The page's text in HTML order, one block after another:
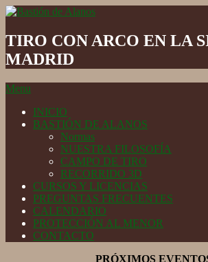
Skip
content
de
Alanos
TIRO CON ARCO EN LA
MADRID
Secondary
Menu
Menu
INICIO
BASTIÓN DE ALANOS
Normas
NUESTRA FILOSOFÍA
CAMPO DE TIRO
RECORRIDO 3D
CURSOS Y LICENCIAS
PREGUNTAS FRECUENTES
CALENDARIO
PROTECCIÓN AL MENOR
CONTACTO
PRÓXIMOS